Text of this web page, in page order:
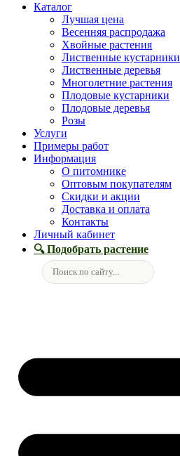
Каталог
Лучшая цена
Весенняя распродажа
Хвойные растения
Лиственные кустарники
Лиственные деревья
Многолетние растения
Плодовые кустарники
Плодовые деревья
Розы
Услуги
Примеры работ
Информация
О питомнике
Оптовым покупателям
Скидки и акции
Доставка и оплата
Контакты
Личный кабинет
🔍 Подобрать растение